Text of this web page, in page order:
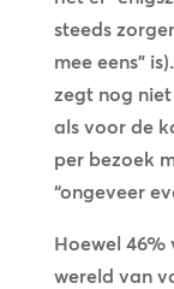
steeds
mee eens”
zegt nog
als voor de
per bezoek
“ongeveer
Hoewel
wereld van